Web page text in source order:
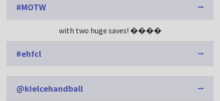
#MOTW
with two huge saves! ����
#ehfcl
@kielcehandball